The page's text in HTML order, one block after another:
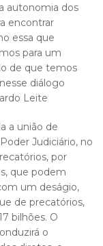
autonomia dos
encontrar
essa que
para um
de que temos
diálogo
Leite
a união de
Judiciário, no
por
que podem
um deságio,
de precatórios,
bilhões. O
o